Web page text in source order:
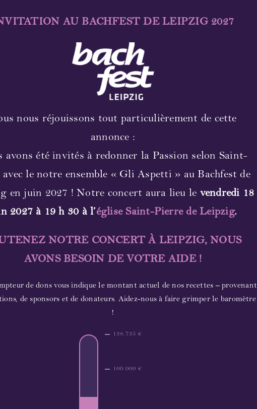
AU BACHFEST DE LEIPZIG 2027
nous réjouissons tout particulièrement de cette
annonce :
avons été invités à redonner la Passion selon Saint-
le notre ensemble « Gli Aspetti » au Bachfest de
en juin 2027 ! Notre concert aura lieu le vendredi 18
2027 à 19 h 30 à l’église Saint-Pierre de Leipzig.
NOTRE CONCERT À LEIPZIG, NOUS
AVONS BESOIN DE VOTRE AIDE !
de dons vous indique le montant actuel de nos recettes – provenant
de sponsors et de donateurs. Aidez-nous à faire grimper le baromètre
!
100.000 €
138.735 €